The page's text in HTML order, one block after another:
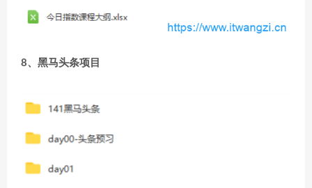
8、黑马头条项目